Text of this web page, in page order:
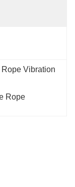
Vibration
Rope